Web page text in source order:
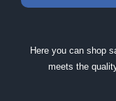
Here you can shop
meets the